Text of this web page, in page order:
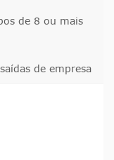
de 8 ou mais
de empresa